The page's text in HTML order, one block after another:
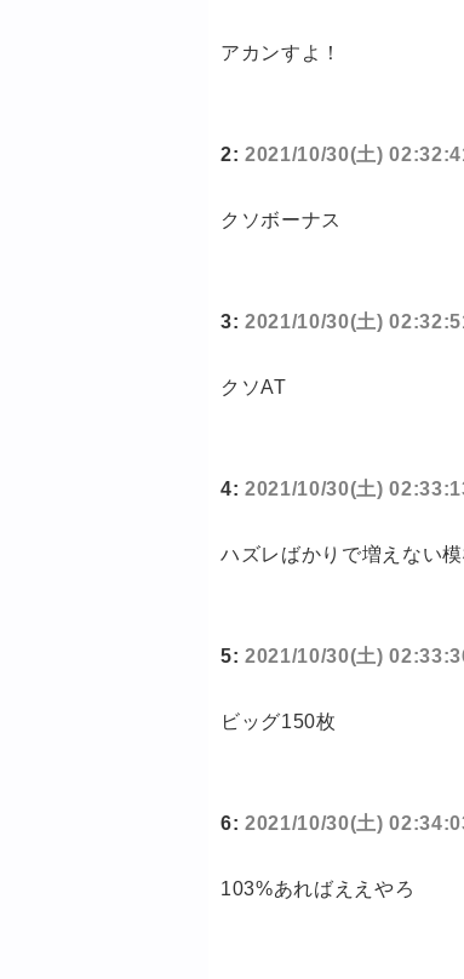
アカンすよ！
2: 2021/10/30(土)
クソボーナス
3: 2021/10/30(土)
クソAT
4: 2021/10/30(土)
ハズレばかりで増えない
5: 2021/10/30(土)
ビッグ150枚
6: 2021/10/30(土)
103%あればええやろ